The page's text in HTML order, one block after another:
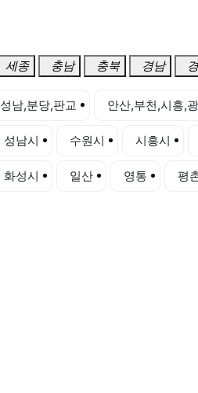
세종 충남 충북 경남
성남,분당,판교 안산,부천,시흥,
성남시 수원시 시흥시
화성시 일산 영통 평